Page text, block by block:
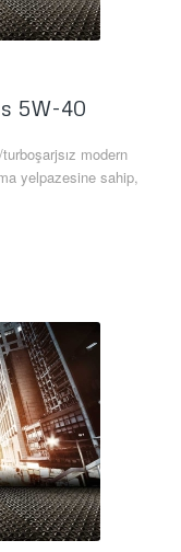
5W-40
modern
yelpazesine sahip,